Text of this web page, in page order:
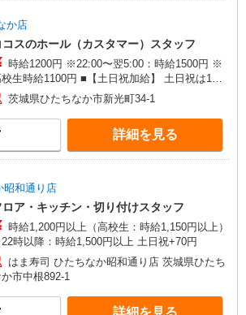
か店
コスのホール（カスタマー）スタッフ
時給1200円 ※22:00〜翌5:00：時給1500円 ※
時給1100円 ■【土日祝加給】 土日祝は1時
当たり＋150円
茨城県ひたちなか市新光町34-1
詳細を見る
和通り店
ロア・キッチン・切り付けスタッフ
時給1,200円以上（高校生：時給1,150円以上）
※22時以降：時給1,500円以上 土日祝+70円
はま寿司 ひたちなか昭和通り店 茨城県ひたち
か市中根892-1
詳細を見る